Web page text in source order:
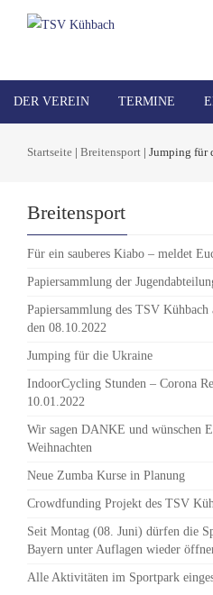
DER VEREIN TERMINE
Startseite | Breitensport | Jumping für
Breitensport
Für ein sauberes Kiabo – meldet
Papiersammlung der
Papiersammlung des TSV Kühbach
den 08.10.2022
Jumping für die Ukraine
IndoorCycling Stunden – Corona
10.01.2022
Wir sagen DANKE und wünschen
Weihnachten
Neue Zumba Kurse in Planung
Crowdfunding Projekt des TSV
Seit Montag (08. Juni) dürfen die
Bayern unter Auflagen wieder
Alle Aktivitäten im Sportpark